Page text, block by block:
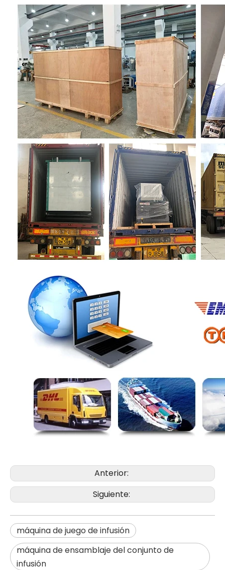
Anterior:
Siguiente:
máquina de juego de infusión
máquina de ensamblaje del conjunto de
infusión